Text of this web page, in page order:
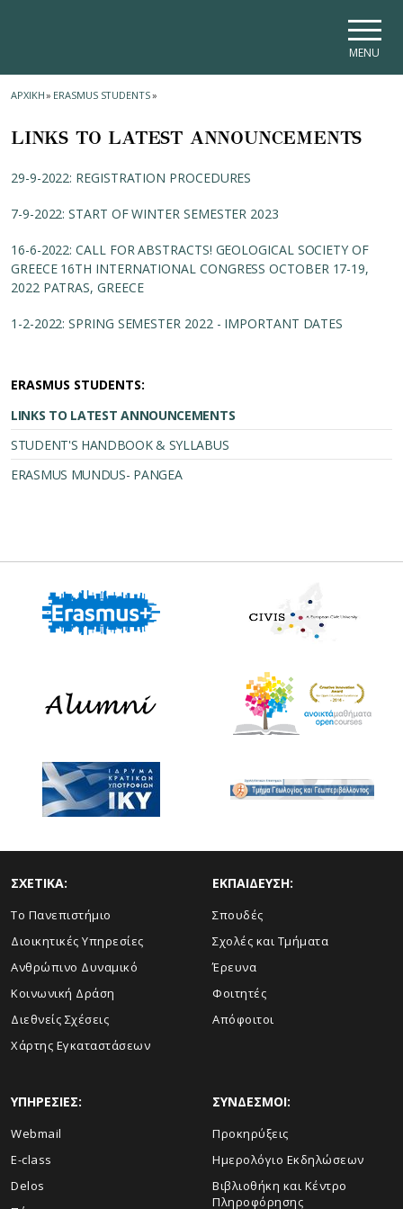
MENU
ΑΡΧΙΚΗ» ERASMUS STUDENTS»
LINKS TO LATEST ANNOUNCEMENTS
29-9-2022: REGISTRATION PROCEDURES
7-9-2022: START OF WINTER SEMESTER 2023
16-6-2022: CALL FOR ABSTRACTS! GEOLOGICAL SOCIETY OF
GREECE 16TH INTERNATIONAL CONGRESS OCTOBER 17-19,
2022 PATRAS, GREECE
1-2-2022: SPRING SEMESTER 2022 - IMPORTANT DATES
ERASMUS STUDENTS:
LINKS TO LATEST ANNOUNCEMENTS
STUDENT'S HANDBOOK & SYLLABUS
ERASMUS MUNDUS- PANGEA
ΣΧΕΤΙΚΑ:
Το Πανεπιστήμιο
Διοικητικές Υπηρεσίες
Ανθρώπινο Δυναμικό
Κοινωνική Δράση
Διεθνείς Σχέσεις
Χάρτης Εγκαταστάσεων
ΕΚΠΑΙΔΕΥΣΗ:
Σπουδές
Σχολές και Τμήματα
Έρευνα
Φοιτητές
Απόφοιτοι
ΥΠΗΡΕΣΙΕΣ:
Webmail
E-class
Delos
ΣΥΝΔΕΣΜΟΙ:
Προκηρύξεις
Ημερολόγιο Εκδηλώσεων
Βιβλιοθήκη και Κέντρο
Πληροφόρησης